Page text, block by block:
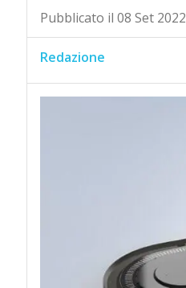
Pubblicato il 08 Set 2022
Redazione